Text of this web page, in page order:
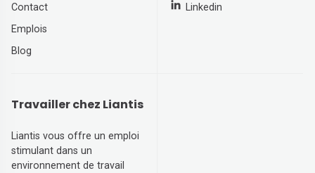
Contact
Emplois
Blog
Linkedin
Travailler chez Liantis
Liantis vous offre un emploi
stimulant dans un
environnement de travail